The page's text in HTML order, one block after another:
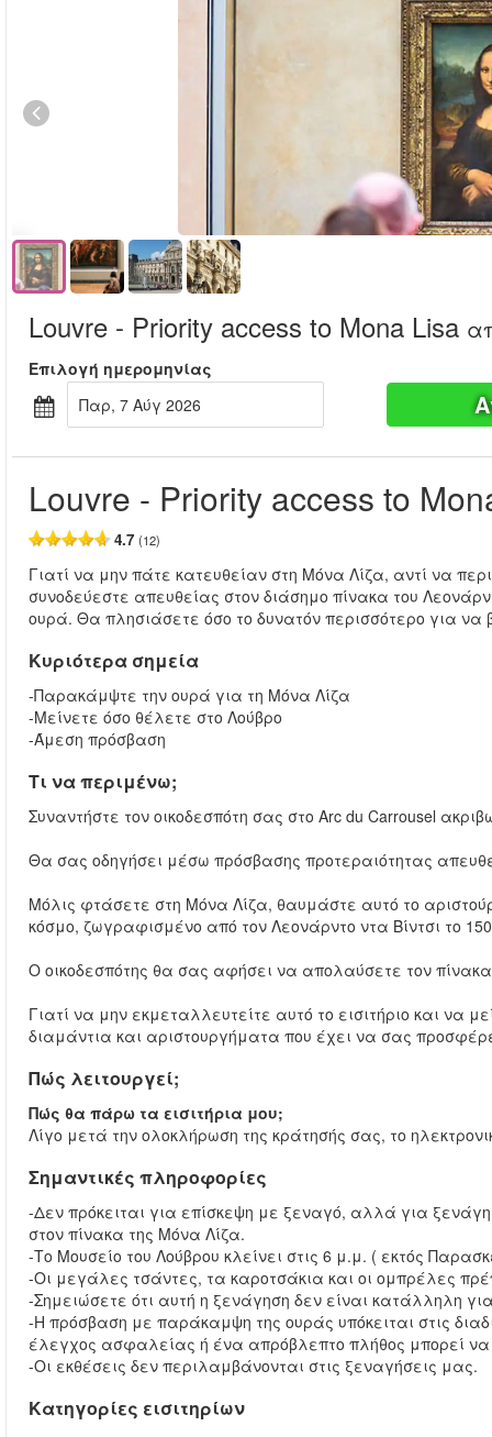
Louvre - Priority access to Mona Lisa
Επιλογή ημερομηνίας
Παρ, 7 Αύγ 2026
Louvre - Priority access to
4.7 (12)
Γιατί να μην πάτε κατευθείαν στη Μόνα Λίζα, αντί να
συνοδεύεστε απευθείας στον διάσημο πίνακα του
ουρά. Θα πλησιάσετε όσο το δυνατόν περισσότερο για
Κυριότερα σημεία
-Παρακάμψτε την ουρά για τη Μόνα Λίζα
-Μείνετε όσο θέλετε στο Λούβρο
-Άμεση πρόσβαση
Τι να περιμένω;
Συναντήστε τον οικοδεσπότη σας στο Arc du Carrousel
Θα σας οδηγήσει μέσω πρόσβασης προτεραιότητας
Μόλις φτάσετε στη Μόνα Λίζα, θαυμάστε αυτό το
κόσμο, ζωγραφισμένο από τον Λεονάρντο ντα Βίντσι το
Ο οικοδεσπότης θα σας αφήσει να απολαύσετε τον
Γιατί να μην εκμεταλλευτείτε αυτό το εισιτήριο και
διαμάντια και αριστουργήματα που έχει να σας
Πώς λειτουργεί;
Πώς θα πάρω τα εισιτήρια μου;
Λίγο μετά την ολοκλήρωση της κράτησής σας, το
Σημαντικές πληροφορίες
-Δεν πρόκειται για επίσκεψη με ξεναγό, αλλά για
στον πίνακα της Μόνα Λίζα.
-Το Μουσείο του Λούβρου κλείνει στις 6 μ.μ. ( εκτός
-Οι μεγάλες τσάντες, τα καροτσάκια και οι ομπρέλες
-Σημειώσετε ότι αυτή η ξενάγηση δεν είναι κατάλληλη
-Η πρόσβαση με παράκαμψη της ουράς υπόκειται στις
έλεγχος ασφαλείας ή ένα απρόβλεπτο πλήθος μπορεί να
-Οι εκθέσεις δεν περιλαμβάνονται στις ξεναγήσεις μας.
Κατηγορίες εισιτηρίων